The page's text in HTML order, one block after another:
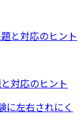
対応のヒント